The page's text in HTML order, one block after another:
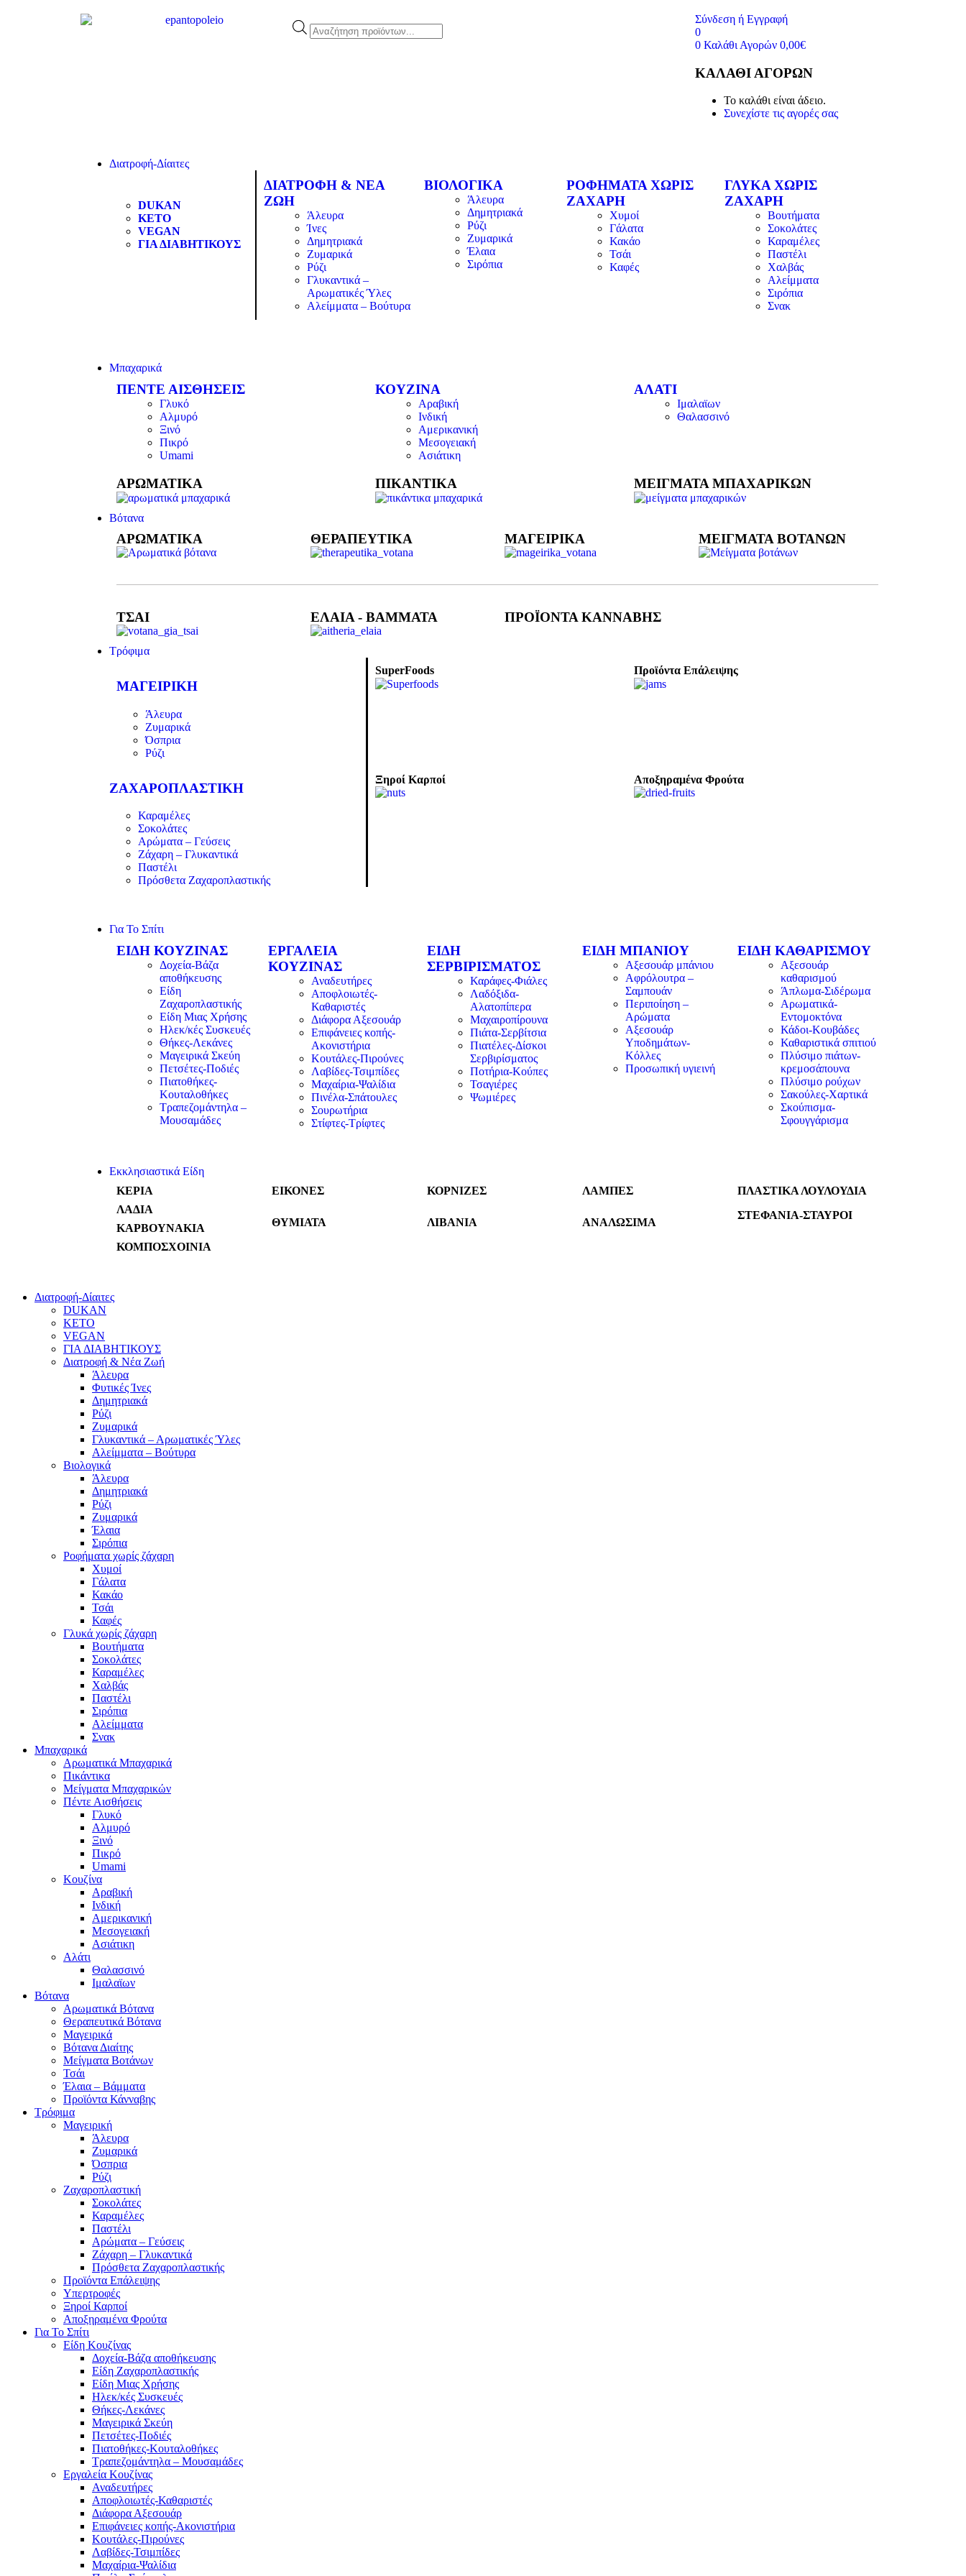
Σύνδεση ή Εγγραφή
0
0 Καλάθι Αγορών 0,00€
ΚΑΛΆΘΙ ΑΓΟΡΏΝ
Το καλάθι είναι άδειο.
Συνεχίστε τις αγορές σας
Διατροφή-Δίαιτες
DUKAN
KETO
VEGAN
ΓΙΑ ΔΙΑΒΗΤΙΚΟΥΣ
ΔΙΑΤΡΟΦΗ & ΝΕΑ
ΖΩΗ
Άλευρα
Ίνες
Δημητριακά
Ζυμαρικά
Ρύζι
Γλυκαντικά –
Αρωματικές Ύλες
Αλείμματα – Βούτυρα
ΒΙΟΛΟΓΙΚΑ
Άλευρα
Δημητριακά
Ρύζι
Ζυμαρικά
Έλαια
Σιρόπια
ΡΟΦΗΜΑΤΑ ΧΩΡΙΣ
ΖΑΧΑΡΗ
Χυμοί
Γάλατα
Κακάο
Τσάι
Καφές
ΓΛΥΚΑ ΧΩΡΙΣ
ΖΑΧΑΡΗ
Βουτήματα
Σοκολάτες
Καραμέλες
Παστέλι
Χαλβάς
Αλείμματα
Σιρόπια
Σνακ
Μπαχαρικά
ΠΕΝΤΕ ΑΙΣΘΗΣΕΙΣ
Γλυκό
Αλμυρό
Ξινό
Πικρό
Umami
ΚΟΥΖΙΝΑ
Αραβική
Ινδική
Αμερικανική
Μεσογειακή
Ασιάτικη
ΑΛΑΤΙ
Ιμαλαϊων
Θαλασσινό
ΑΡΩΜΑΤΙΚΆ ΠΙΚΑΝΤΙΚΑ ΜΕΙΓΜΑΤΑ ΜΠΑΧΑΡΙΚΩΝ
Βότανα
ΑΡΩΜΑΤΙΚΑ ΘΕΡΑΠΕΥΤΙΚΑ ΜΑΓΕΙΡΙΚΑ ΜΕΙΓΜΑΤΑ ΒΟΤΑΝΩΝ
ΤΣΑΙ ΕΛΑΙΑ - ΒΑΜΜΑΤΑ ΠΡΟΪΟΝΤΑ ΚΑΝΝΑΒΗΣ
Τρόφιμα
ΜΑΓΕΙΡΙΚΗ
Άλευρα
Ζυμαρικά
Όσπρια
Ρύζι
SuperFoods Προϊόντα Επάλειψης
ΖΑΧΑΡΟΠΛΑΣΤΙΚΗ
Καραμέλες
Σοκολάτες
Αρώματα – Γεύσεις
Ζάχαρη – Γλυκαντικά
Παστέλι
Πρόσθετα Ζαχαροπλαστικής
Ξηροί Καρποί Αποξηραμένα Φρούτα
Για Το Σπίτι
ΕΊΔΗ ΚΟΥΖΊΝΑΣ
Δοχεία-Βάζα
αποθήκευσης
Είδη
Ζαχαροπλαστικής
Είδη Μιας Χρήσης
Ηλεκ/κές Συσκευές
Θήκες-Λεκάνες
Μαγειρικά Σκεύη
Πετσέτες-Ποδιές
Πιατοθήκες-
Κουταλοθήκες
Τραπεζομάντηλα –
Μουσαμάδες
ΕΡΓΑΛΕΊΑ
ΚΟΥΖΊΝΑΣ
Αναδευτήρες
Αποφλοιωτές-
Καθαριστές
Διάφορα Αξεσουάρ
Επιφάνειες κοπής-
Ακονιστήρια
Κουτάλες-Πιρούνες
Λαβίδες-Τσιμπίδες
Μαχαίρια-Ψαλίδια
Πινέλα-Σπάτουλες
Σουρωτήρια
Στίφτες-Τρίφτες
ΕΊΔΗ
ΣΕΡΒΙΡΊΣΜΑΤΟΣ
Καράφες-Φιάλες
Λαδόξιδα-
Αλατοπίπερα
Μαχαιροπίρουνα
Πιάτα-Σερβίτσια
Πιατέλες-Δίσκοι
Σερβιρίσματος
Ποτήρια-Κούπες
Τσαγιέρες
Ψωμιέρες
ΕΊΔΗ ΜΠΆΝΙΟΥ
Αξεσουάρ μπάνιου
Αφρόλουτρα –
Σαμπουάν
Περιποίηση –
Αρώματα
Αξεσουάρ
Υποδημάτων-
Κόλλες
Προσωπική υγιεινή
ΕΊΔΗ ΚΑΘΑΡΙΣΜΟΎ
Αξεσουάρ
καθαρισμού
Άπλωμα-Σιδέρωμα
Αρωματικά-
Εντομοκτόνα
Κάδοι-Κουβάδες
Καθαριστικά σπιτιού
Πλύσιμο πιάτων-
κρεμοσάπουνα
Πλύσιμο ρούχων
Σακούλες-Χαρτικά
Σκούπισμα-
Σφουγγάρισμα
Εκκλησιαστικά Είδη
ΚΕΡΙΑ
ΛΑΔΙΑ
ΚΑΡΒΟΥΝΑΚΙΑ
ΚΟΜΠΟΣΧΟΙΝΙΑ
ΕΙΚΟΝΕΣ
ΘΥΜΙΑΤΑ
ΚΟΡΝΙΖΕΣ
ΛΙΒΑΝΙΑ
ΛΑΜΠΕΣ
ΑΝΑΛΩΣΙΜΑ
ΠΛΑΣΤΙΚΑ ΛΟΥΛΟΥΔΙΑ
ΣΤΕΦΑΝΙΑ-ΣΤΑΥΡΟΙ
Διατροφή-Δίαιτες
DUKAN
KETO
VEGAN
ΓΙΑ ΔΙΑΒΗΤΙΚΟΥΣ
Διατροφή & Νέα Ζωή
Άλευρα
Φυτικές Ίνες
Δημητριακά
Ρύζι
Ζυμαρικά
Γλυκαντικά – Αρωματικές Ύλες
Αλείμματα – Βούτυρα
Βιολογικά
Άλευρα
Δημητριακά
Ρύζι
Ζυμαρικά
Έλαια
Σιρόπια
Ροφήματα χωρίς ζάχαρη
Χυμοί
Γάλατα
Κακάο
Τσάι
Καφές
Γλυκά χωρίς ζάχαρη
Βουτήματα
Σοκολάτες
Καραμέλες
Χαλβάς
Παστέλι
Σιρόπια
Αλείμματα
Σνακ
Μπαχαρικά
Αρωματικά Μπαχαρικά
Πικάντικα
Μείγματα Μπαχαρικών
Πέντε Αισθήσεις
Γλυκό
Αλμυρό
Ξινό
Πικρό
Umami
Κουζίνα
Αραβική
Ινδική
Αμερικανική
Μεσογειακή
Ασιάτικη
Αλάτι
Θαλασσινό
Ιμαλαϊων
Βότανα
Αρωματικά Βότανα
Θεραπευτικά Βότανα
Μαγειρικά
Βότανα Διαίτης
Μείγματα Βοτάνων
Τσάι
Έλαια – Βάμματα
Προϊόντα Κάνναβης
Τρόφιμα
Μαγειρική
Άλευρα
Ζυμαρικά
Όσπρια
Ρύζι
Ζαχαροπλαστική
Σοκολάτες
Καραμέλες
Παστέλι
Αρώματα – Γεύσεις
Ζάχαρη – Γλυκαντικά
Πρόσθετα Ζαχαροπλαστικής
Προϊόντα Επάλειψης
Υπερτροφές
Ξηροί Καρποί
Αποξηραμένα Φρούτα
Για Το Σπίτι
Είδη Κουζίνας
Δοχεία-Βάζα αποθήκευσης
Είδη Ζαχαροπλαστικής
Είδη Μιας Χρήσης
Ηλεκ/κές Συσκευές
Θήκες-Λεκάνες
Μαγειρικά Σκεύη
Πετσέτες-Ποδιές
Πιατοθήκες-Κουταλοθήκες
Τραπεζομάντηλα – Μουσαμάδες
Εργαλεία Κουζίνας
Αναδευτήρες
Αποφλοιωτές-Καθαριστές
Διάφορα Αξεσουάρ
Επιφάνειες κοπής-Ακονιστήρια
Κουτάλες-Πιρούνες
Λαβίδες-Τσιμπίδες
Μαχαίρια-Ψαλίδια